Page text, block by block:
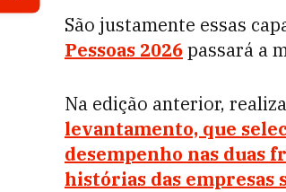
São justamente essas
Pessoas 2026passará a
Na edição anterior,
levantamento, que
desempenho nas duas
histórias das empresas